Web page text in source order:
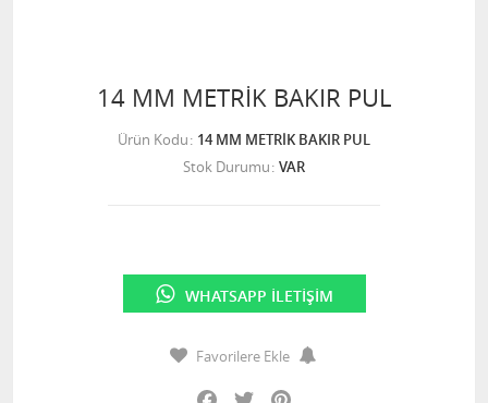
14 MM METRİK BAKIR PUL
Ürün Kodu 14 MM METRİK BAKIR PUL
Stok Durumu VAR
WHATSAPP İLETIŞIM
Favorilere Ekle
Facebook
Twitter